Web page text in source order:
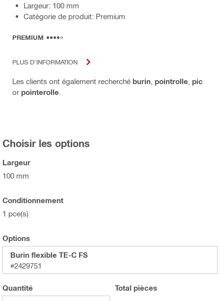
Largeur: 100 mm
Catégorie de produit: Premium
PREMIUM
PLUS D'INFORMATION
Les clients ont également recherché burin pointrolle pic
or pointerolle
Choisir les options
Largeur
100 mm
Conditionnement
1 pce(s)
Options
Burin flexible TE-C FS
#2429751
Quantité Total pièces